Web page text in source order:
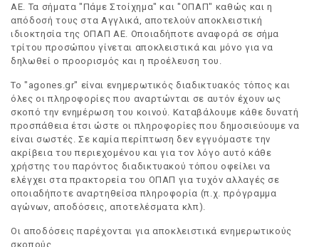
ΑΕ. Τα σήματα "Πάμε Στοίχημα" και "ΟΠΑΠ" καθώς και η
απόδοσή τους στα Αγγλικά, αποτελούν αποκλειστική
ιδιοκτησία της ΟΠΑΠ ΑΕ. Οποιαδήποτε αναφορά σε σήμα
τρίτου προσώπου γίνεται αποκλειστικά και μόνο για να
δηλωθεί ο προορισμός και η προέλευση του.
Το "agones.gr" είναι ενημερωτικός διαδικτυακός τόπος και
όλες οι πληροφορίες που αναρτώνται σε αυτόν έχουν ως
σκοπό την ενημέρωση του κοινού. Καταβάλουμε κάθε δυνατή
προσπάθεια έτσι ώστε οι πληροφορίες που δημοσιεύουμε να
είναι σωστές. Σε καμία περίπτωση δεν εγγυόμαστε την
ακρίβεια του περιεχομένου και για τον λόγο αυτό κάθε
χρήστης του παρόντος διαδικτυακού τόπου οφείλει να
ελέγχει στα πρακτορεία του ΟΠΑΠ για τυχόν αλλαγές σε
οποιαδήποτε αναρτηθείσα πληροφορία (π.χ. πρόγραμμα
αγώνων, αποδόσεις, αποτελέσματα κλπ).
Οι αποδόσεις παρέχονται για αποκλειστικά ενημερωτικούς
σκοπούς.